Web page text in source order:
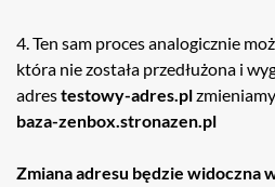
4. Ten sam proces analogicznie
która nie została przedłużona i
adrestestowy-adres.pl
baza-zenbox.stronazen.pl
Zmiana adresu będzie widoczna